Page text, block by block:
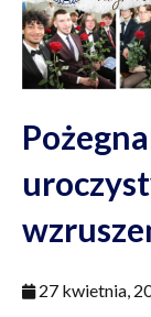
27 kwietnia,